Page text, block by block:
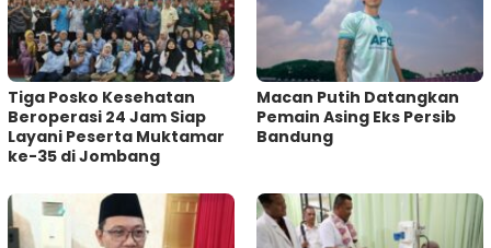
Tiga Posko Kesehatan
Beroperasi 24 Jam Siap
Layani Peserta Muktamar
ke-35 di Jombang
Macan Putih Datangkan
Pemain Asing Eks Persib
Bandung